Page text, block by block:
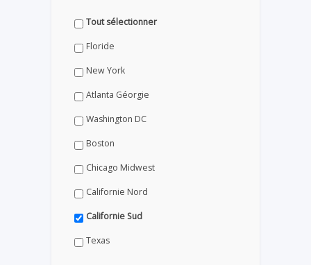
Tout sélectionner
Floride
New York
Atlanta Géorgie
Washington DC
Boston
Chicago Midwest
Californie Nord
Californie Sud
Texas